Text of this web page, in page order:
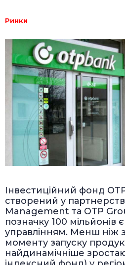
Ринки
Інвестиційний фонд
створений у
Management та OTP
позначку 100 мільйонів
управлінням. Менш ніж
моменту запуску
найдинамічніше